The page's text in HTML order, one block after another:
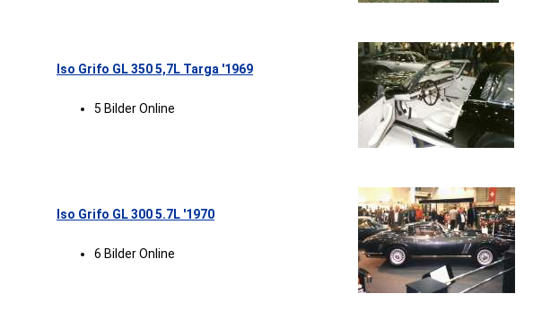
Iso Grifo GL 350 5,7L Targa '1969
5 Bilder Online
Iso Grifo GL 300 5.7L '1970
6 Bilder Online